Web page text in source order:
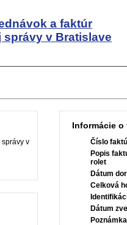
a faktúr
v Bratislave
v
Informácie o
Číslo
Popis
rolet
Dátum
Celková
Dátum